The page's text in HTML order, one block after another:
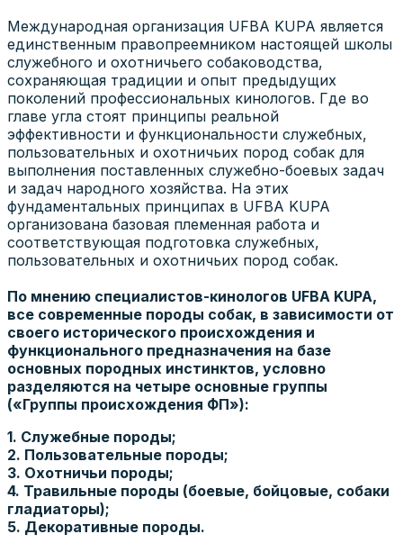
Международная организация UFBA KUPA является
единственным правопреемником настоящей школы
служебного и охотничьего собаководства,
сохраняющая традиции и опыт предыдущих
поколений профессиональных кинологов. Где во
главе угла стоят принципы реальной
эффективности и функциональности служебных,
пользовательных и охотничьих пород собак для
выполнения поставленных служебно-боевых задач
и задач народного хозяйства. На этих
фундаментальных принципах в UFBA KUPA
организована базовая племенная работа и
соответствующая подготовка служебных,
пользовательных и охотничьих пород собак.
По мнению специалистов-кинологов UFBA KUPA,
все современные породы собак, в зависимости от
своего исторического происхождения и
функционального предназначения на базе
основных породных инстинктов, условно
разделяются на четыре основные группы
(«Группы происхождения ФП»):
1. Служебные породы;
2. Пользовательные породы;
3. Охотничьи породы;
4. Травильные породы (боевые, бойцовые, собаки
гладиаторы);
5. Декоративные породы.